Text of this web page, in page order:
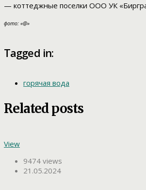
— коттеджные поселки ООО УК
фото: «@»
Tagged in:
горячая вода
Related posts
View
9474 views
21.05.2024